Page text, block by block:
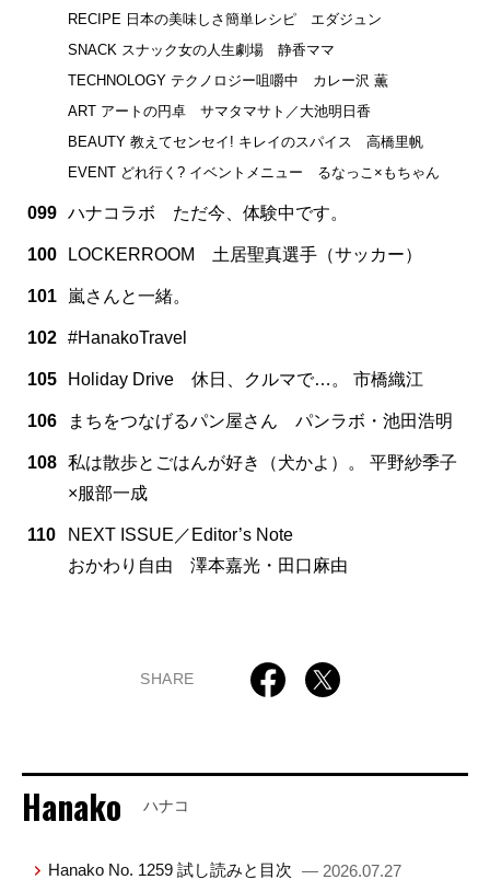
RECIPE 日本の美味しさ簡単レシピ エダジュン
SNACK スナック女の人生劇場 静香ママ
TECHNOLOGY テクノロジー咀嚼中 カレー沢 薫
ART アートの円卓 サマタマサト／大池明日香
BEAUTY 教えてセンセイ! キレイのスパイス 高橋里帆
EVENT どれ行く? イベントメニュー るなっこ×もちゃん
099 ハナコラボ ただ今、体験中です。
100 LOCKERROOM 土居聖真選手（サッカー）
101 嵐さんと一緒。
102 #HanakoTravel
105 Holiday Drive 休日、クルマで…。 市橋織江
106 まちをつなげるパン屋さん パンラボ・池田浩明
108 私は散歩とごはんが好き（犬かよ）。 平野紗季子
×服部一成
110
NEXT ISSUE／Editor’s Note
おかわり自由 澤本嘉光・田口麻由
SHARE
Hanako ハナコ
Hanako No. 1259 試し読みと目次 — 2026.07.27